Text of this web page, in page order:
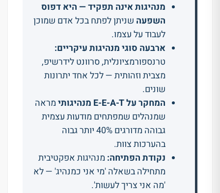
מנהיגות אינה תפקיד — היא דפוס
השפעה שניתן לפתח בכל אדם שמוכן
לעבוד על עצמו.
ארבעה סוגי מנהיגות עיקריים:
טרנספורמציונלית, סרוונט לידרשיפ,
מצבית וזהותית — לכל אחד יתרונות
שונים.
המחקר על E-E-A-T מנהיגותי
מראה
שמנהלים שמפתחים מודעות עצמית
גבוהה מדורגים 40% יותר גבוה
בהערכות צוות.
נקודת הפתיחה: מנהיגות אפקטיבית
מתחילה בשאלה 'מי אני כמנהיג' — לא
'מה אני צריך לעשות'.